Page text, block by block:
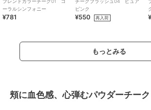
ーラルシンフォニー
¥781
ピンク
¥550 再入荷
もっとみる
頬に血色感、心弾むパウダーチーク